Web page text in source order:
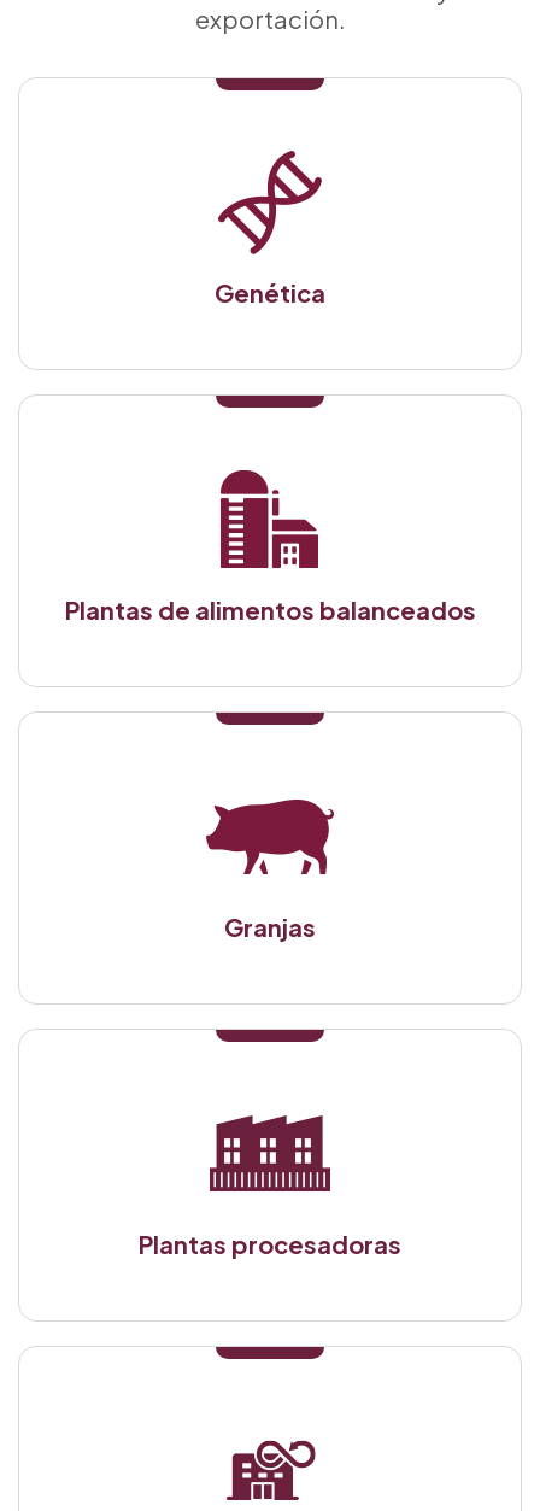
exportación.
Genética
Plantas de alimentos balanceados
Granjas
Plantas procesadoras